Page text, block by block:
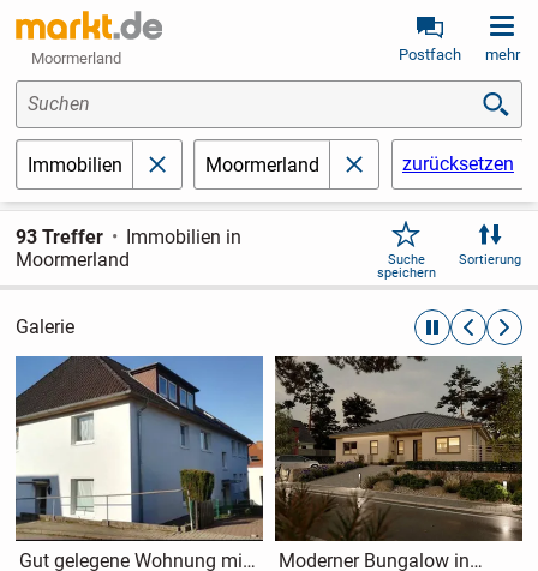
Moormerland Postfach mehr
Suchen
Immobilien schließenMoormerland schließenzurücksetzen
93 Treffer
Immobilien in
Moormerland
Suche
speichern
Sortierung
Galerie automatische
Gut gelegene Wohnung mit
Moderner Bungalow in